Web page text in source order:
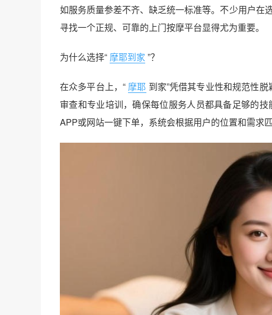
如服务质量参差不齐、缺乏统一标准等。不少用户在
寻找一个正规、可靠的上门按摩平台显得尤为重要。
为什么选择“ 摩耶到家 ”？
在众多平台上，“ 摩耶 到家”凭借其专业性和规范性
审查和专业培训，确保每位服务人员都具备足够的
APP或网站一键下单，系统会根据用户的位置和需求